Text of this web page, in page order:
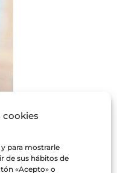
cookies
para mostrarle
de sus hábitos de
«Acepto» o